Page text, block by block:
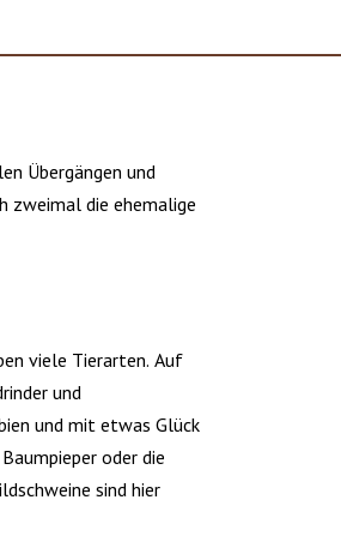
Übergängen und
zweimal die ehemalige
viele Tierarten. Auf
und
und mit etwas Glück
oder die
sind hier